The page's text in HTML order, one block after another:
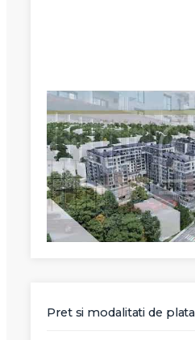
Pret si modalitati de plata
Vreau sa fiu
Nume
Telefon